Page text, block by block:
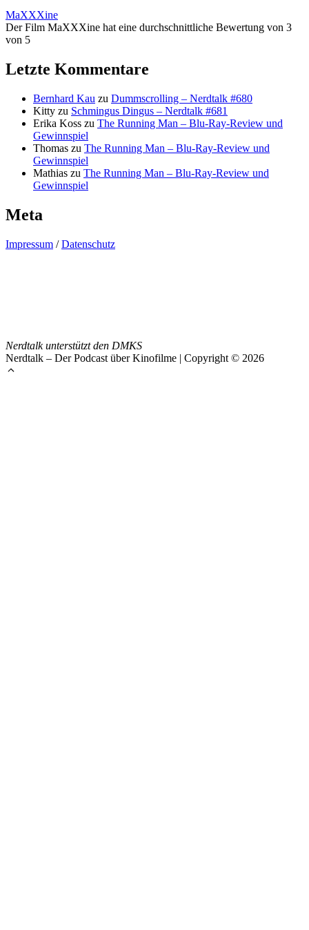
MaXXXine
Der Film MaXXXine hat eine durchschnittliche Bewertung von 3
von 5
Letzte Kommentare
Bernhard Kau zu Dummscrolling – Nerdtalk #680
Kitty zu Schmingus Dingus – Nerdtalk #681
Erika Koss zu The Running Man – Blu-Ray-Review und
Gewinnspiel
Thomas zu The Running Man – Blu-Ray-Review und
Gewinnspiel
Mathias zu The Running Man – Blu-Ray-Review und
Gewinnspiel
Meta
Impressum /Datenschutz
Nerdtalk unterstützt den DMKS
Nerdtalk – Der Podcast über Kinofilme | Copyright © 2026